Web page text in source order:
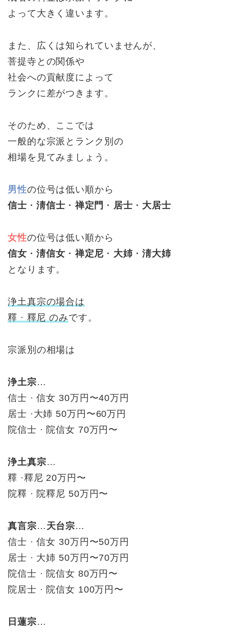
よって大きく違います。
また、広くは知られていませんが、
菩提寺との関係や
社会への貢献度によって
ランクに差がつきます。
そのため、ここでは
一般的な宗派とランク別の
相場を見てみましょう。
男性の位号は低い順から
信士 · 淸信士 · 禅定門 · 居士 · 大居士
女性の位号は低い順から
信女 · 淸信女 · 禅定尼 · 大姉 · 淸大姉
となります。
浄土真宗の場合は
釋 · 釋尼 のみです。
宗派別の相場は
浄土宗…
信士 · 信女 30万円〜40万円
居士 ·大姉 50万円〜60万円
院信士 · 院信女 70万円〜
浄土真宗…
釋 ·釋尼 20万円〜
院釋 · 院釋尼 50万円〜
真言宗… 天台宗…
信士 · 信女 30万円〜50万円
居士 · 大姉 50万円〜70万円
院信士 · 院信女 80万円〜
院居士 · 院信女 100万円〜
日蓮宗…